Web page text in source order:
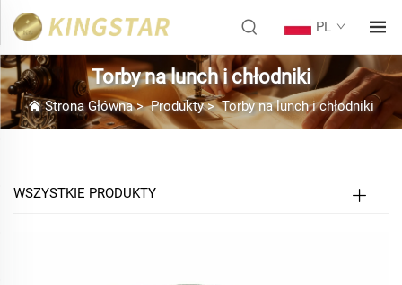
PL
Torby na lunch i chłodniki
Strona Główna>Produkty>Torby na lunch i chłodniki
WSZYSTKIE PRODUKTY